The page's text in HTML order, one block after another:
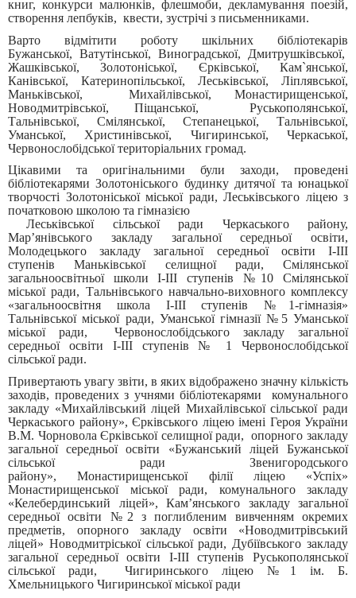
книг, конкурси малюнків, флешмоби, декламування поезій,
створення лепбуків, квести, зустрічі з письменниками.
Варто відмітити роботу шкільних бібліотекарів
Бужанської, Ватутінської, Виноградської, Дмитрушківської,
Жашківської, Золотоніської, Єрківської, Кам`янської,
Канівської, Катеринопільської, Леськівської, Ліплявської,
Маньківської, Михайлівської, Монастирищенської,
Новодмитрівської, Піщанської, Руськополянської,
Тальнівської, Смілянської, Степанецької, Тальнівської,
Уманської, Христинівської, Чигиринської, Черкаської,
Червонослобідської територіальних громад.
Цікавими та оригінальними були заходи, проведені
бібліотекарями Золотоніського будинку дитячої та юнацької
творчості Золотоніської міської ради, Леськівського ліцею з
початковою школою та гімназією
Леськівської сільської ради Черкаського району,
Мар’янівського закладу загальної середньої освіти,
Молодецького закладу загальної середньої освіти І-ІІІ
ступенів Маньківської селищної ради, Смілянської
загальноосвітньої школи І-ІІІ ступенів №10 Смілянської
міської ради, Тальнівського навчально-виховного комплексу
«загальноосвітня школа І-ІІІ ступенів №1-гімназія»
Тальнівської міської ради, Уманської гімназії №5 Уманської
міської ради, Червонослобідського закладу загальної
середньої освіти І-ІІІ ступенів № 1 Червонослобідської
сільської ради.
Привертають увагу звіти, в яких відображено значну кількість
заходів, проведених з учнями бібліотекарями комунального
закладу «Михайлівський ліцей Михайлівської сільської ради
Черкаського району», Єрківського ліцею імені Героя України
В.М. Чорновола Єрківської селищної ради, опорного закладу
загальної середньої освіти «Бужанський ліцей Бужанської
сільської ради Звенигородського
району», Монастирищенської філії ліцею «Успіх»
Монастирищенської міської ради, комунального закладу
«Келебердинський ліцей», Кам’янського закладу загальної
середньої освіти №2 з поглибленим вивченням окремих
предметів, опорного закладу освіти «Новодмитрівський
ліцей» Новодмитріської сільської ради, Дубіївського закладу
загальної середньої освіти І-ІІІ ступенів Руськополянської
сільської ради, Чигиринського ліцею №1 ім. Б.
Хмельницького Чигиринської міської ради